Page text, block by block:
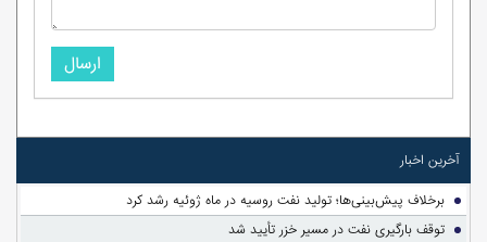
ارسال
آخرین اخبار
برخلاف پیش‌بینی‌ها؛ تولید نفت روسیه در ماه ژوئیه رشد کرد
توقف بارگیری نفت در مسیر خزر تأیید شد